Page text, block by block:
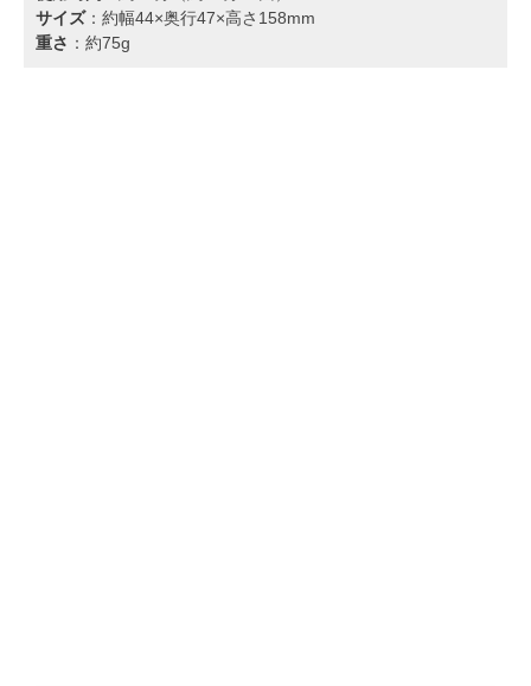
サイズ：約幅44×奥行47×高さ158mm
重さ ：約75g